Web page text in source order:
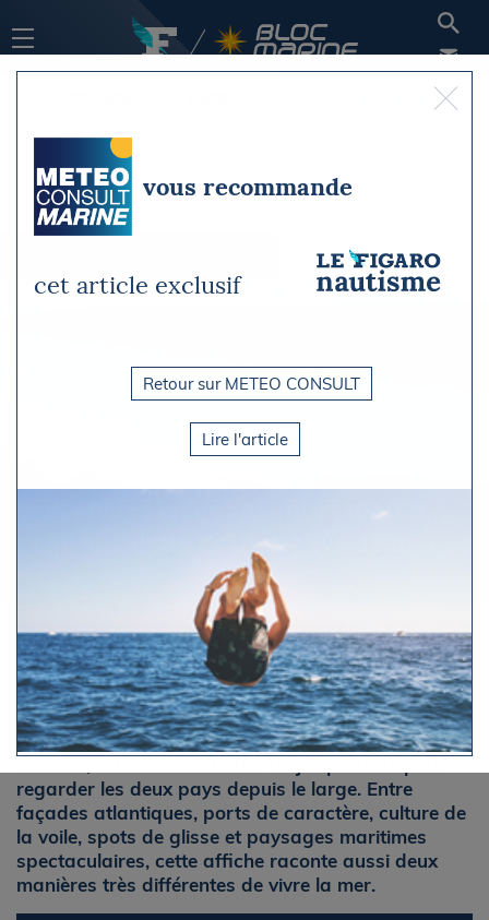
Carnets de voyage
France-Maroc : avant le match,
cap sur deux grands pays de mer
Par Le Figaro Nautisme
Mercredi 8 juillet 2026 à 11h46
À la veille du quart de finale France-Maroc au
Mondial, le ballon rond offre un joli prétexte pour
regarder les deux pays depuis le large. Entre
façades atlantiques, ports de caractère, culture de
la voile, spots de glisse et paysages maritimes
spectaculaires, cette affiche raconte aussi deux
manières très différentes de vivre la mer.
vous recommande
cet article exclusif
Retour sur METEO CONSULT
Lire l'article